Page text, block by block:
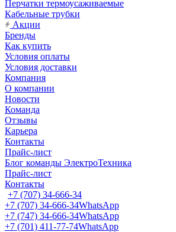
Перчатки термоусаживаемые
Кабельные трубки
Акции
Бренды
Как купить
Условия оплаты
Условия доставки
Компания
О компании
Новости
Команда
Отзывы
Карьера
Контакты
Прайс-лист
Блог команды ЭлектроТехника
Прайс-лист
Контакты
+7 (707) 34-666-34
+7 (707) 34-666-34WhatsApp
+7 (747) 34-666-34WhatsApp
+7 (701) 411-77-74WhatsApp